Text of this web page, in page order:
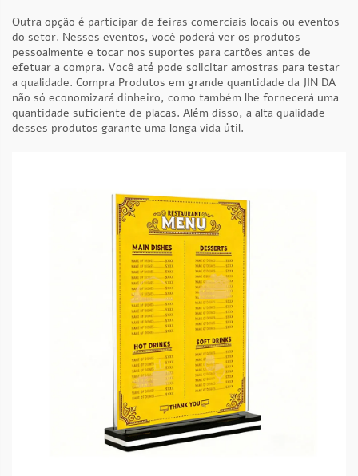
Outra opção é participar de feiras comerciais locais ou eventos
do setor. Nesses eventos, você poderá ver os produtos
pessoalmente e tocar nos suportes para cartões antes de
efetuar a compra. Você até pode solicitar amostras para testar
a qualidade. Compra Produtos em grande quantidade da JIN DA
não só economizará dinheiro, como também lhe fornecerá uma
quantidade suficiente de placas. Além disso, a alta qualidade
desses produtos garante uma longa vida útil.